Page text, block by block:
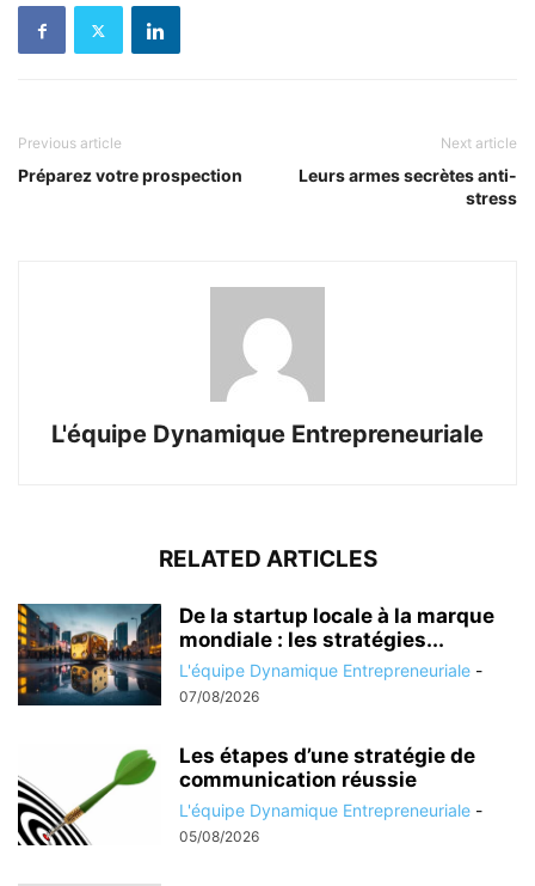
Previous article
Préparez votre prospection
Next article
Leurs armes secrètes anti-
stress
L'équipe Dynamique Entrepreneuriale
RELATED ARTICLES
De la startup locale à la marque
mondiale : les stratégies...
L'équipe Dynamique Entrepreneuriale -
07/08/2026
Les étapes d’une stratégie de
communication réussie
L'équipe Dynamique Entrepreneuriale -
05/08/2026